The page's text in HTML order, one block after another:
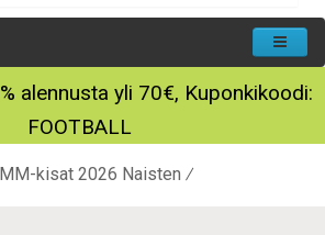
alennusta yli 70€, Kuponkikoodi:
FOOTBALL
kisat 2026 Naisten